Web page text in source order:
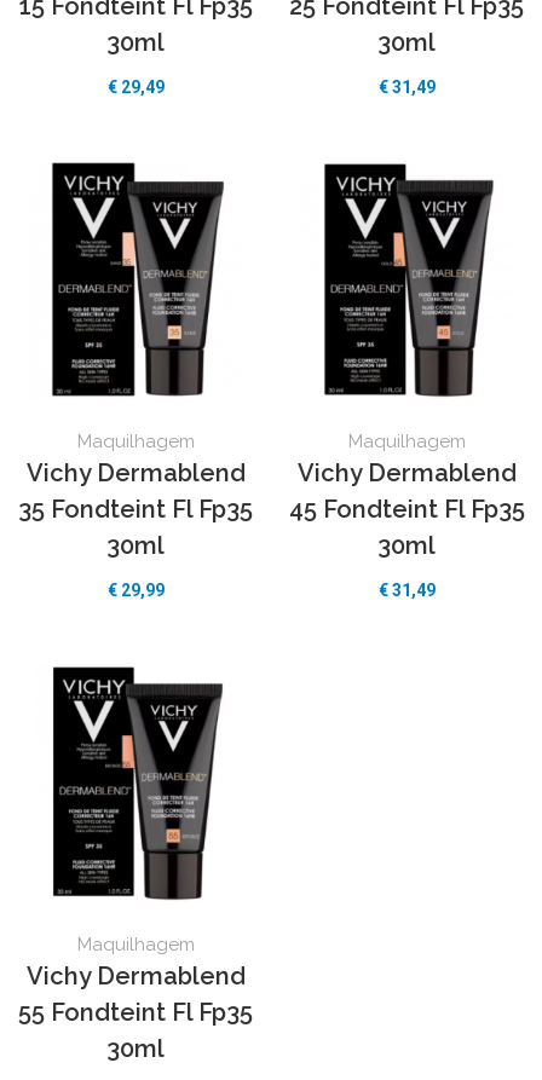
15 Fondteint Fl Fp35
30ml
€ 29,49
25 Fondteint Fl Fp35
30ml
€ 31,49
Maquilhagem
Vichy Dermablend
35 Fondteint Fl Fp35
30ml
€ 29,99
Maquilhagem
Vichy Dermablend
45 Fondteint Fl Fp35
30ml
€ 31,49
Maquilhagem
Vichy Dermablend
55 Fondteint Fl Fp35
30ml